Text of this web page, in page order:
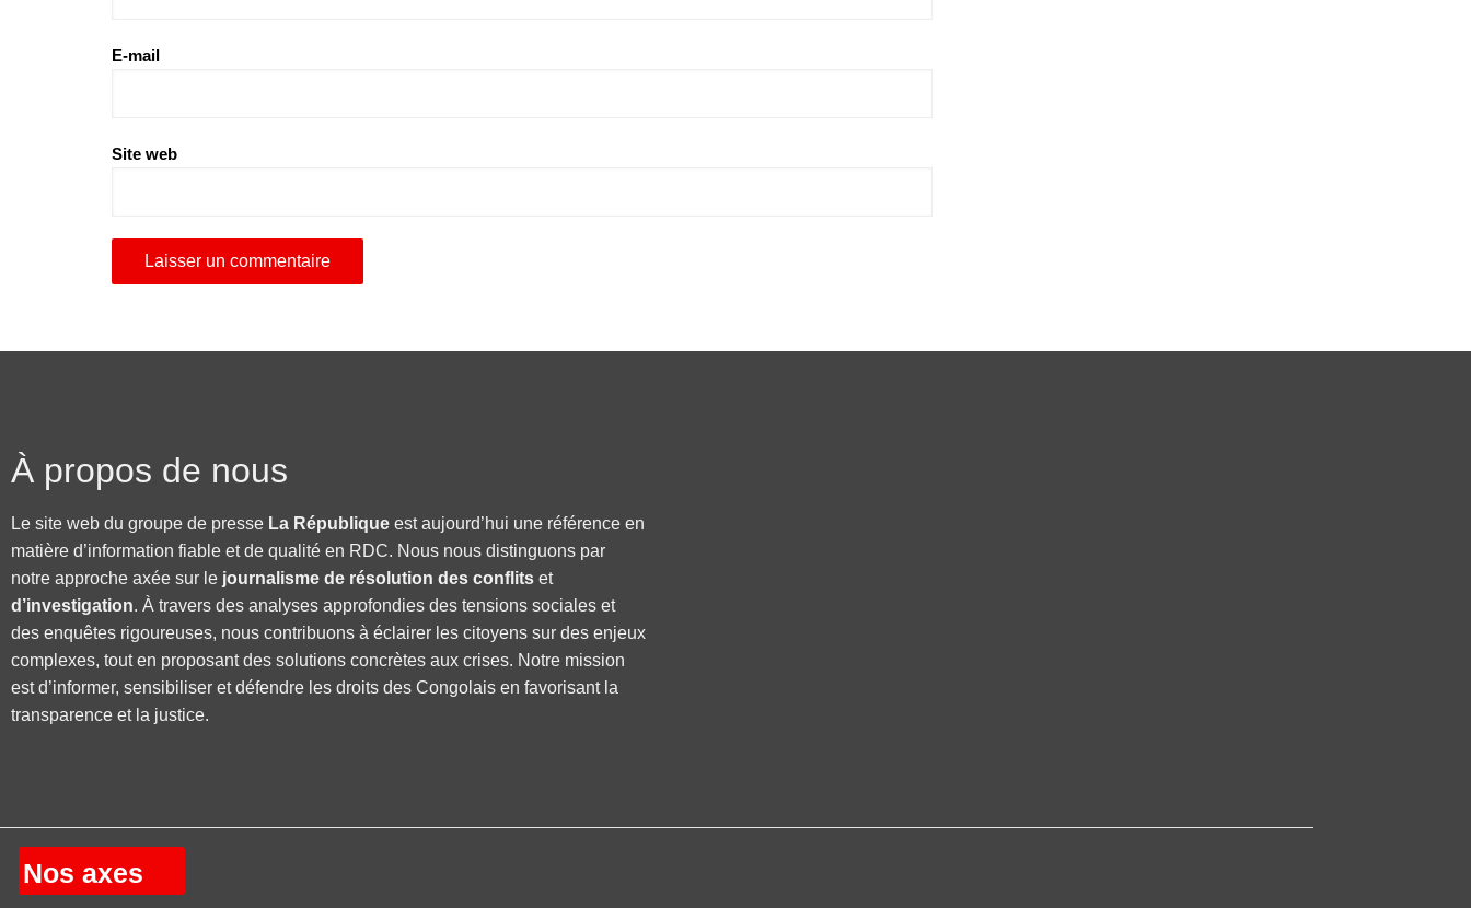
E-mail
Site web
À propos de nous
Le site web du groupe de presse La République est aujourd’hui une référence en
matière d’information fiable et de qualité en RDC. Nous nous distinguons par
notre approche axée sur le journalisme de résolution des conflits et
d’investigation. À travers des analyses approfondies des tensions sociales et
des enquêtes rigoureuses, nous contribuons à éclairer les citoyens sur des enjeux
complexes, tout en proposant des solutions concrètes aux crises. Notre mission
est d’informer, sensibiliser et défendre les droits des Congolais en favorisant la
transparence et la justice.
Nos axes